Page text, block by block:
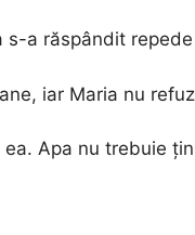
a răspândit
iar Maria nu
Apa nu trebuie